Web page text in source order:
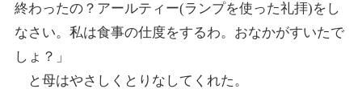
終わったの？アールティー(ランプを使った礼拝)をし
なさい。私は食事の仕度をするわ。おなかがすいたで
しょ？」
と母はやさしくとりなしてくれた。